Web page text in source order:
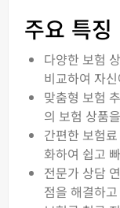
주요 특징
다양한 보험
비교하여 자
맞춤형 보험
의 보험 상품
간편한 보험
화하여 쉽고
전문가 상담
점을 해결하